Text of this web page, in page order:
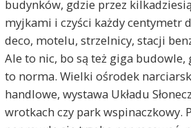
budynków, gdzie przez
myjkami i czyści każdy centymetr
deco, motelu, strzelnicy, stacji
Ale to nic, bo są też giga budowle,
to norma. Wielki ośrodek
handlowe, wystawa Układu
wrotkach czy park wspinaczkowy.